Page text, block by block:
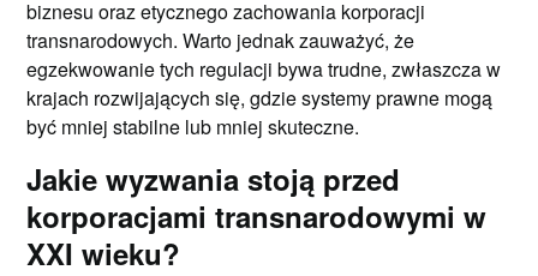
biznesu oraz etycznego zachowania korporacji
transnarodowych. Warto jednak zauważyć, że
egzekwowanie tych regulacji bywa trudne, zwłaszcza w
krajach rozwijających się, gdzie systemy prawne mogą
być mniej stabilne lub mniej skuteczne.
Jakie wyzwania stoją przed
korporacjami transnarodowymi w
XXI wieku?